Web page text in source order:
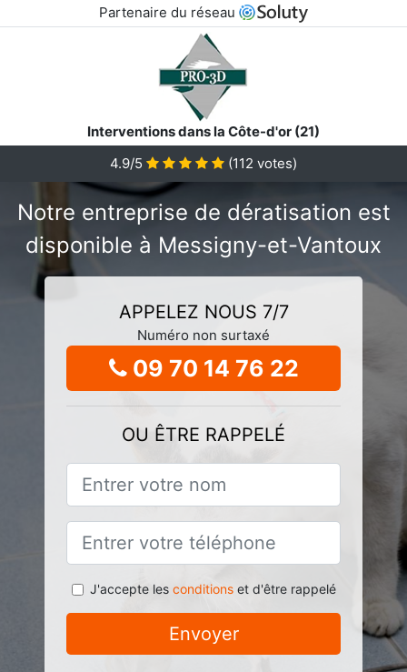
Partenaire du réseau
Interventions dans la Côte-d'or (21)
4.9/5
(112 votes)
Notre entreprise de dératisation est
disponible à Messigny-et-Vantoux
APPELEZ NOUS 7/7
Numéro non surtaxé
09 70 14 76 22
OU ÊTRE RAPPELÉ
J'accepte les conditionset d'être rappelé
Envoyer